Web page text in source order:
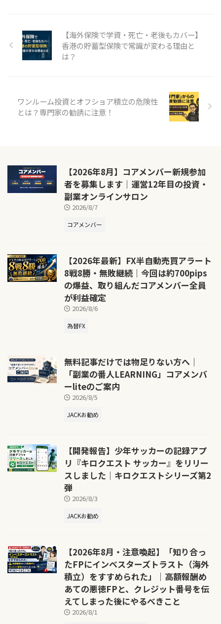
【海外保険で学資・死亡・老後もカバー】
香港の貯蓄型保険で常識が変わる理由と
は？
ワンルーム投資とオフショア積立の危険性
とは？専門家の勧誘に注意！
【2026年8月】コアメンバー新規参加
者を募集します｜運営12年目の投資・
副業オンラインサロン
2026/8/7
コアメンバー
【2026年最新】FX半自動売買アラート
8戦8勝・無敗継続｜今回は約700pips
の爆益、取り組んだコアメンバー全員
が利益確定
2026/8/6
為替FX
無料記事だけでは物足りない方へ｜
「副業の番人LEARNING」コアメンバ
ーliteのご案内
2026/8/5
JACKお勧め
【開発報告】少年サッカーの記録アプ
リ『キロクエスト サッカー』をリリー
スしました｜キロクエストシリーズ第2
弾
2026/8/3
JACKお勧め
【2026年8月・注意喚起】「知り合っ
たFPにインベスターズトラスト（海外
積立）をすすめられた」｜高額報酬め
あての悪徳FPと、クレジット番号を伝
えてしまった後にやるべきこと
2026/8/1